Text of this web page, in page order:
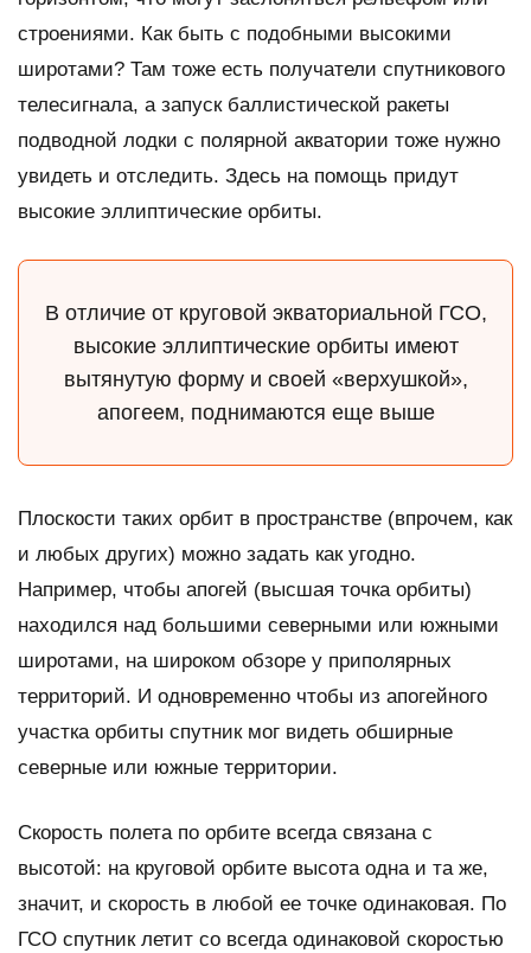
строениями. Как быть с подобными высокими
широтами? Там тоже есть получатели спутникового
телесигнала, а запуск баллистической ракеты
подводной лодки с полярной акватории тоже нужно
увидеть и отследить. Здесь на помощь придут
высокие эллиптические орбиты.
В отличие от круговой экваториальной ГСО,
высокие эллиптические орбиты имеют
вытянутую форму и своей «верхушкой»,
апогеем, поднимаются еще выше
Плоскости таких орбит в пространстве (впрочем, как
и любых других) можно задать как угодно.
Например, чтобы апогей (высшая точка орбиты)
находился над большими северными или южными
широтами, на широком обзоре у приполярных
территорий. И одновременно чтобы из апогейного
участка орбиты спутник мог видеть обширные
северные или южные территории.
Скорость полета по орбите всегда связана с
высотой: на круговой орбите высота одна и та же,
значит, и скорость в любой ее точке одинаковая. По
ГСО спутник летит со всегда одинаковой скоростью